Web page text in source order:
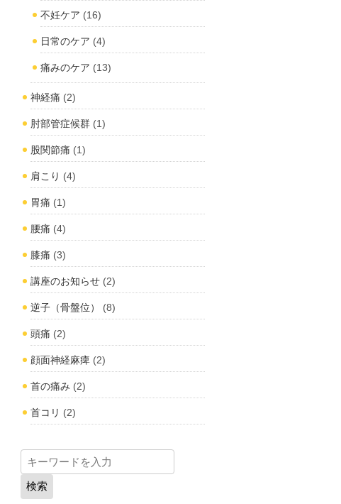
不妊ケア (16)
日常のケア (4)
痛みのケア (13)
神経痛 (2)
肘部管症候群 (1)
股関節痛 (1)
肩こり (4)
胃痛 (1)
腰痛 (4)
膝痛 (3)
講座のお知らせ (2)
逆子（骨盤位） (8)
頭痛 (2)
顔面神経麻痺 (2)
首の痛み (2)
首コリ (2)